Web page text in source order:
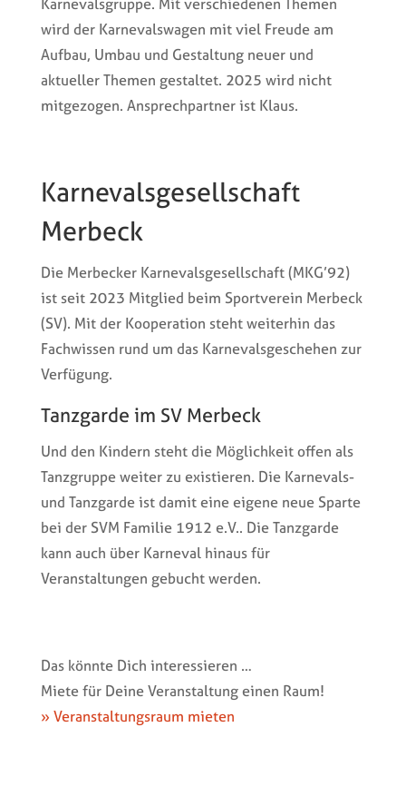
wird der Karnevalswagen mit viel Freude am
Aufbau, Umbau und Gestaltung neuer und
aktueller Themen gestaltet. 2025 wird nicht
mitgezogen. Ansprechpartner ist Klaus.
Karnevalsgesellschaft
Merbeck
Die Merbecker Karnevalsgesellschaft (MKG’92)
ist seit 2023 Mitglied beim Sportverein Merbeck
(SV). Mit der Kooperation steht weiterhin das
Fachwissen rund um das Karnevalsgeschehen zur
Verfügung.
Tanzgarde im SV Merbeck
Und den Kindern steht die Möglichkeit offen als
Tanzgruppe weiter zu existieren. Die Karnevals-
und Tanzgarde ist damit eine eigene neue Sparte
bei der SVM Familie 1912 e.V.. Die Tanzgarde
kann auch über Karneval hinaus für
Veranstaltungen gebucht werden.
Das könnte Dich interessieren …
Miete für Deine Veranstaltung einen Raum!
» Veranstaltungsraum mieten